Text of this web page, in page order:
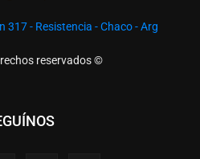
317 - Resistencia - Chaco - Arg
reservados ©